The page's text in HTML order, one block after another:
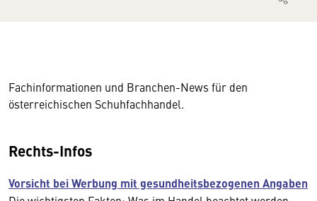
Fachinformationen und Branchen-News für den
österreichischen Schuhfachhandel.
Rechts-Infos
Vorsicht bei Werbung mit gesundheitsbezogenen Angaben